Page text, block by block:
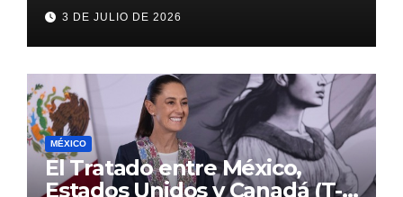
3 DE JULIO DE 2026
MÉXICO
El Tratado entre México,
Estados Unidos y Canadá (T-